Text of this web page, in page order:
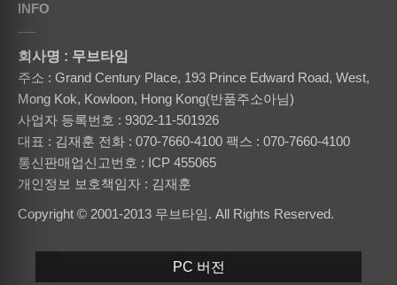
INFO
회사명 : 무브타임
주소 : Grand Century Place, 193 Prince Edward Road, West,
Mong Kok, Kowloon, Hong Kong(반품주소아님)
사업자 등록번호 : 9302-11-501926
대표 : 김재훈 전화 : 070-7660-4100 팩스 : 070-7660-4100
통신판매업신고번호 : ICP 455065
개인정보 보호책임자 : 김재훈
Copyright © 2001-2013 무브타임. All Rights Reserved.
PC 버전